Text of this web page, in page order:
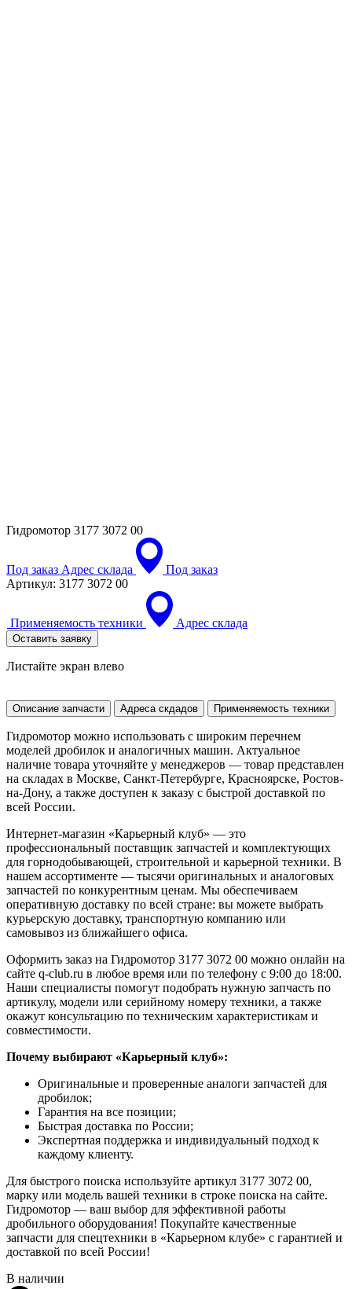
Гидромотор 3177 3072 00
Под заказ Адрес склада
Под заказ
Артикул: 3177 3072 00
Применяемость техники Адрес склада
Оставить заявку
Листайте экран влево
Описание запчасти Адреса скдадов Применяемость техники
Гидромотор можно использовать с широким перечнем
моделей дробилок и аналогичных машин. Актуальное
наличие товара уточняйте у менеджеров — товар представлен
на складах в Москве, Санкт-Петербурге, Красноярске, Ростов-
на-Дону, а также доступен к заказу с быстрой доставкой по
всей России.
Интернет-магазин «Карьерный клуб» — это
профессиональный поставщик запчастей и комплектующих
для горнодобывающей, строительной и карьерной техники. В
нашем ассортименте — тысячи оригинальных и аналоговых
запчастей по конкурентным ценам. Мы обеспечиваем
оперативную доставку по всей стране: вы можете выбрать
курьерскую доставку, транспортную компанию или
самовывоз из ближайшего офиса.
Оформить заказ на Гидромотор 3177 3072 00 можно онлайн на
сайте q-club.ru в любое время или по телефону с 9:00 до 18:00.
Наши специалисты помогут подобрать нужную запчасть по
артикулу, модели или серийному номеру техники, а также
окажут консультацию по техническим характеристикам и
совместимости.
Почему выбирают «Карьерный клуб»:
Оригинальные и проверенные аналоги запчастей для
дробилок;
Гарантия на все позиции;
Быстрая доставка по России;
Экспертная поддержка и индивидуальный подход к
каждому клиенту.
Для быстрого поиска используйте артикул 3177 3072 00,
марку или модель вашей техники в строке поиска на сайте.
Гидромотор — ваш выбор для эффективной работы
дробильного оборудования! Покупайте качественные
запчасти для спецтехники в «Карьерном клубе» с гарантией и
доставкой по всей России!
В наличии